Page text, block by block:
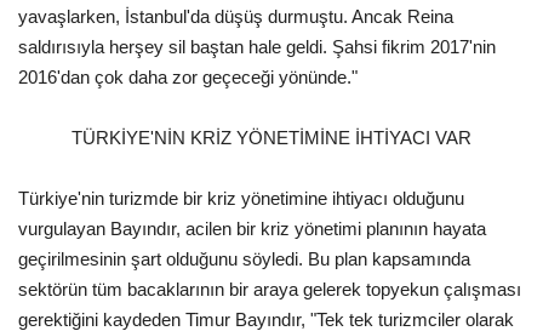
yavaşlarken, İstanbul'da düşüş durmuştu. Ancak Reina
saldırısıyla herşey sil baştan hale geldi. Şahsi fikrim 2017'nin
2016'dan çok daha zor geçeceği yönünde."
TÜRKİYE'NİN KRİZ YÖNETİMİNE İHTİYACI VAR
Türkiye'nin turizmde bir kriz yönetimine ihtiyacı olduğunu
vurgulayan Bayındır, acilen bir kriz yönetimi planının hayata
geçirilmesinin şart olduğunu söyledi. Bu plan kapsamında
sektörün tüm bacaklarının bir araya gelerek topyekun çalışması
gerektiğini kaydeden Timur Bayındır, "Tek tek turizmciler olarak